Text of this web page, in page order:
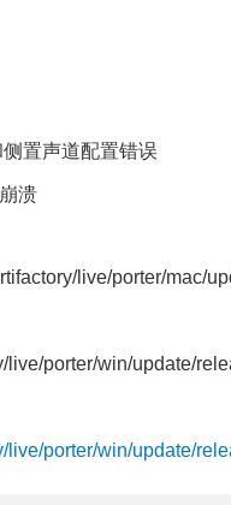
置声道配置错误
溃
live/porter/mac/
live/porter/win/update/
live/porter/win/update/